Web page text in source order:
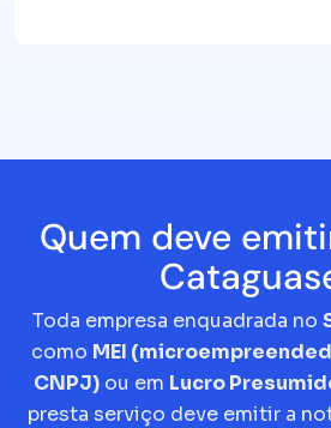
Quem deve
Toda empresa enquadrada no
como MEI
CNPJ)ou em Lucro
presta serviço deve emitir a